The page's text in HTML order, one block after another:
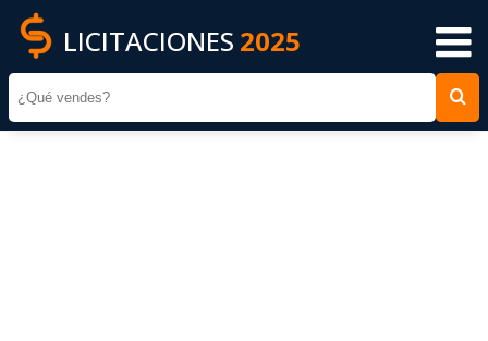
LICITACIONES 2025